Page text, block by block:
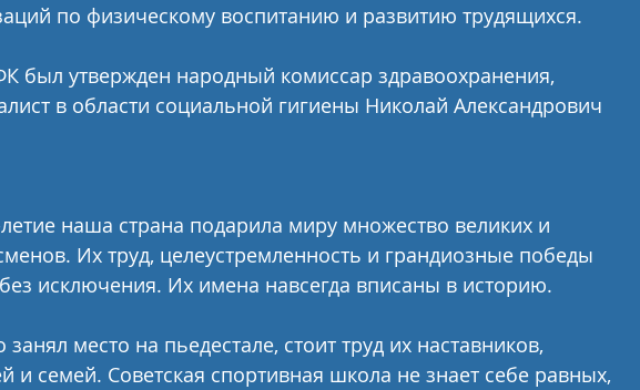
по физическому воспитанию и развитию трудящихся.
был утвержден народный комиссар здравоохранения,
в области социальной гигиены Николай Александрович
наша страна подарила миру множество великих и
Их труд, целеустремленность и грандиозные победы
исключения. Их имена навсегда вписаны в историю.
занял место на пьедестале, стоит труд их наставников,
и семей. Советская спортивная школа не знает себе равных,